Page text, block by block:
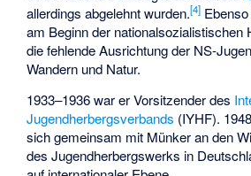
allerdings abgelehnt wurden.[4]
am Beginn der nationalsozialistischen
die fehlende Ausrichtung der NS-
Wandern und Natur.
1933–1936 war er Vorsitzender des
Jugendherbergsverbands (IYHF).
sich gemeinsam mit Münker an den
des Jugendherbergswerks in